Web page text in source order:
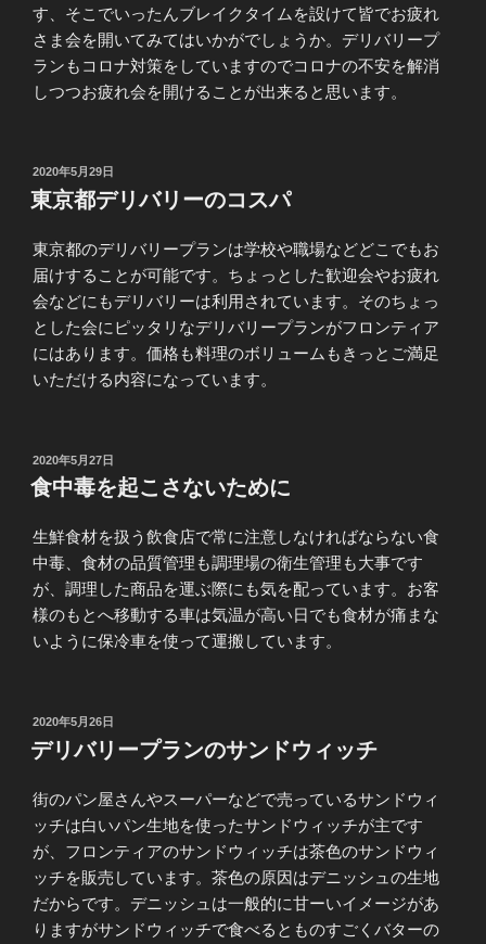
す、そこでいったんブレイクタイムを設けて皆でお疲れ
さま会を開いてみてはいかがでしょうか。デリバリープ
ランもコロナ対策をしていますのでコロナの不安を解消
しつつお疲れ会を開けることが出来ると思います。
投
稿
日:
2020年5月29日
東京都デリバリーのコスパ
東京都のデリバリープランは学校や職場などどこでもお
届けすることが可能です。ちょっとした歓迎会やお疲れ
会などにもデリバリーは利用されています。そのちょっ
とした会にピッタリなデリバリープランがフロンティア
にはあります。価格も料理のボリュームもきっとご満足
いただける内容になっています。
投
稿
日:
2020年5月27日
食中毒を起こさないために
生鮮食材を扱う飲食店で常に注意しなければならない食
中毒、食材の品質管理も調理場の衛生管理も大事です
が、調理した商品を運ぶ際にも気を配っています。お客
様のもとへ移動する車は気温が高い日でも食材が痛まな
いように保冷車を使って運搬しています。
投
稿
日:
2020年5月26日
デリバリープランのサンドウィッチ
街のパン屋さんやスーパーなどで売っているサンドウィ
ッチは白いパン生地を使ったサンドウィッチが主です
が、フロンティアのサンドウィッチは茶色のサンドウィ
ッチを販売しています。茶色の原因はデニッシュの生地
だからです。デニッシュは一般的に甘ーいイメージがあ
りますがサンドウィッチで食べるとものすごくバターの